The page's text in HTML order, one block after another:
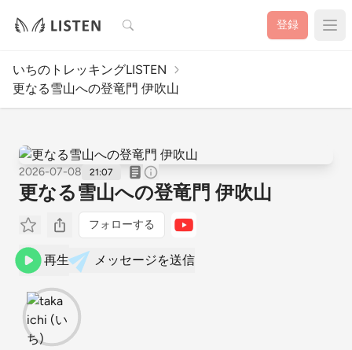
検索 登録
いちのトレッキングLISTEN
更なる雪山への登竜門 伊吹山
2026-07-08 21:07
更なる雪山への登竜門 伊吹山
フォローする
再生 メッセージを送信